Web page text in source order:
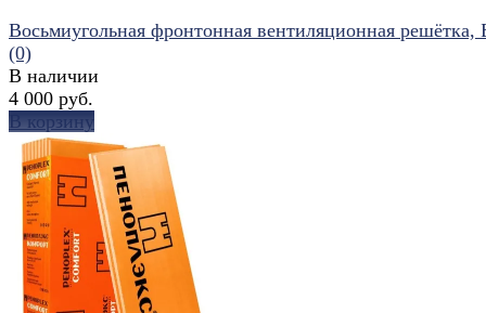
избранное сравнить
Восьмиугольная фронтонная вентиляционная решётка,
(0)
В наличии
4 000 руб.
В корзину